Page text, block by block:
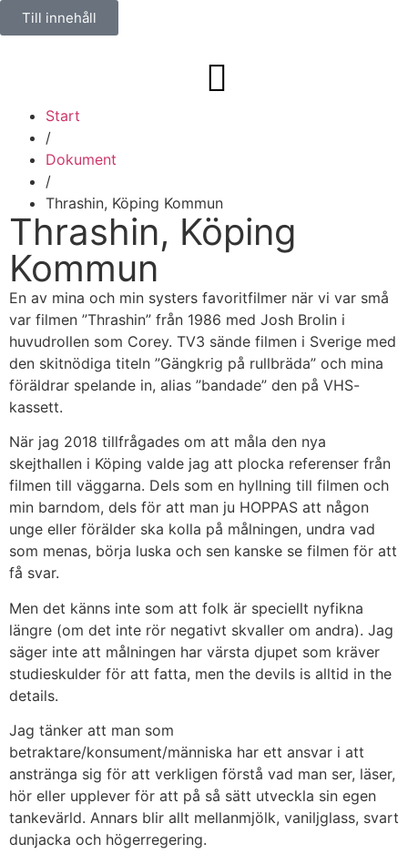
Till innehåll
Start
/
Dokument
/
Thrashin, Köping Kommun
Thrashin, Köping
Kommun
En av mina och min systers favoritfilmer när vi var små
var filmen ”Thrashin” från 1986 med Josh Brolin i
huvudrollen som Corey. TV3 sände filmen i Sverige med
den skitnödiga titeln ”Gängkrig på rullbräda” och mina
föräldrar spelande in, alias ”bandade” den på VHS-
kassett.
När jag 2018 tillfrågades om att måla den nya
skejthallen i Köping valde jag att plocka referenser från
filmen till väggarna. Dels som en hyllning till filmen och
min barndom, dels för att man ju HOPPAS att någon
unge eller förälder ska kolla på målningen, undra vad
som menas, börja luska och sen kanske se filmen för att
få svar.
Men det känns inte som att folk är speciellt nyfikna
längre (om det inte rör negativt skvaller om andra). Jag
säger inte att målningen har värsta djupet som kräver
studieskulder för att fatta, men the devils is alltid in the
details.
Jag tänker att man som
betraktare/konsument/människa har ett ansvar i att
anstränga sig för att verkligen förstå vad man ser, läser,
hör eller upplever för att på så sätt utveckla sin egen
tankevärld. Annars blir allt mellanmjölk, vaniljglass, svart
dunjacka och högerregering.